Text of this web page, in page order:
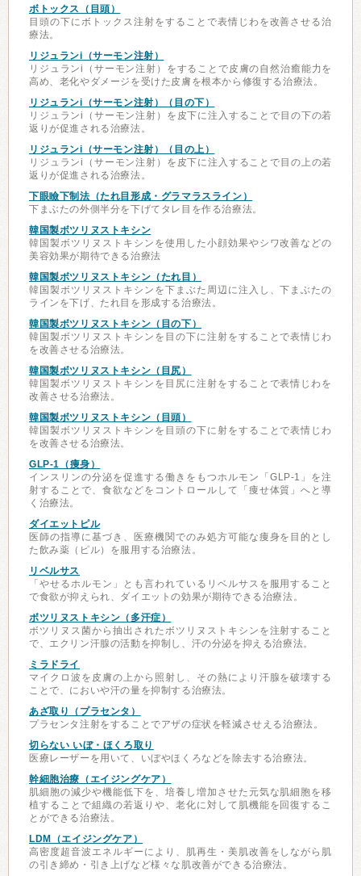
ボトックス（目頭）
目頭の下にボトックス注射をすることで表情じわを改善させる治
療法。
リジュランi（サーモン注射）
リジュランi（サーモン注射）をすることで皮膚の自然治癒能力を
高め、老化やダメージを受けた皮膚を根本から修復する治療法。
リジュランi（サーモン注射）（目の下）
リジュランi（サーモン注射）を皮下に注入することで目の下の若
返りが促進される治療法。
リジュランi（サーモン注射）（目の上）
リジュランi（サーモン注射）を皮下に注入することで目の上の若
返りが促進される治療法。
下眼瞼下制法（たれ目形成・グラマラスライン）
下まぶたの外側半分を下げてタレ目を作る治療法。
韓国製ボツリヌストキシン
韓国製ボツリヌストキシンを使用した小顔効果やシワ改善などの
美容効果が期待できる治療法
韓国製ボツリヌストキシン（たれ目）
韓国製ボツリヌストキシンを下まぶた周辺に注入し、下まぶたの
ラインを下げ、たれ目を形成する治療法。
韓国製ボツリヌストキシン（目の下）
韓国製ボツリヌストキシンを目の下に注射をすることで表情じわ
を改善させる治療法。
韓国製ボツリヌストキシン（目尻）
韓国製ボツリヌストキシンを目尻に注射をすることで表情じわを
改善させる治療法。
韓国製ボツリヌストキシン（目頭）
韓国製ボツリヌストキシンを目頭の下に射をすることで表情じわ
を改善させる治療法。
GLP-1（痩身）
インスリンの分泌を促進する働きをもつホルモン「GLP-1」を注
射することで、食欲などをコントロールして「痩せ体質」へと導
く治療法。
ダイエットピル
医師の指導に基づき、医療機関でのみ処方可能な痩身を目的とし
た飲み薬（ピル）を服用する治療法。
リベルサス
「やせるホルモン」とも言われているリベルサスを服用すること
で食欲が抑えられ、ダイエットの効果が期待できる治療法。
ボツリヌストキシン（多汗症）
ボツリヌス菌から抽出されたボツリヌストキシンを注射すること
で、エクリン汗腺の活動を抑制し、汗の分泌を抑える治療法。
ミラドライ
マイクロ波を皮膚の上から照射し、その熱により汗腺を破壊する
ことで、においや汗の量を抑制する治療法。
あざ取り（プラセンタ）
プラセンタ注射をすることでアザの症状を軽減させえる治療法。
切らない いぼ・ほくろ取り
医療レーザーを用いて、いぼやほくろなどを除去する治療法。
幹細胞治療（エイジングケア）
肌細胞の減少や機能低下を、培養し増加させた元気な肌細胞を移
植することで組織の若返りや、老化に対して肌機能を回復するこ
とができる治療法。
LDM（エイジングケア）
高密度超音波エネルギーにより、肌再生・美肌改善をしながら肌
の引き締め・引き上げなど様々な肌改善ができる治療法。